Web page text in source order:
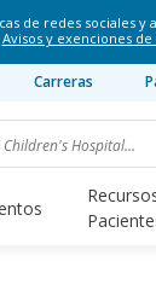
de redes sociales y
Avisos y exenciones
Carreras